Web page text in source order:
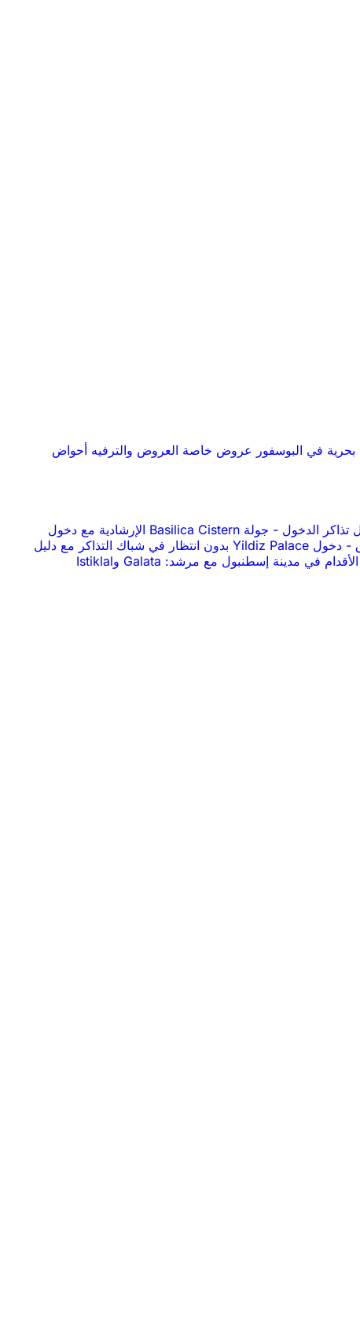
في البوسفور عروض خاصة العروض والترفيه أحواض
-
جولة Basilica Cistern الإرشادية مع دخول
-
دخول Yildiz Palace بدون انتظار في شباك التذاكر مع دليل
جولة سيرًا على الأقدام في مدينة إسطنبول مع مرشد: Galata وIstiklal